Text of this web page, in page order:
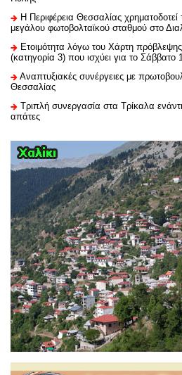
H Περιφέρεια Θεσσαλίας χρηματοδοτεί
μεγάλου φωτοβολταϊκού σταθμού στο
Ετοιμότητα λόγω του Χάρτη
(κατηγορία 3) που ισχύει για το Σάββατο
Αναπτυξιακές συνέργειες με
Θεσσαλίας
Τριπλή συνεργασία στα Τρίκαλα
απάτες